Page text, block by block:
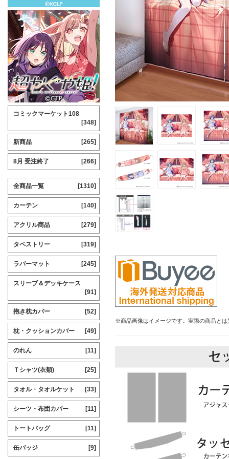
※商品画像はイメージです。実際の商品と
コミックマーケット108
[348]
新商品 [265]
8月 受注終了 [266]
全商品一覧 [1310]
カーテン [140]
アクリル商品 [279]
タペストリー [319]
ラバーマット [245]
スリーブ＆デッキケース
[91]
抱き枕カバー [52]
枕・クッションカバー [49]
のれん [11]
Ｔシャツ(衣類) [25]
タオル・タオルケット [33]
シーツ・布団カバー [11]
トートバッグ [11]
缶バッジ [9]